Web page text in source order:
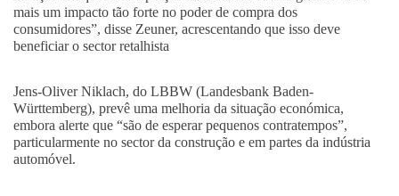
mais um impacto tão forte no poder de compra dos
consumidores”, disse Zeuner, acrescentando que isso deve
beneficiar o sector retalhista
Jens-Oliver Niklach, do LBBW (Landesbank Baden-
Württemberg), prevê uma melhoria da situação económica,
embora alerte que “são de esperar pequenos contratempos”,
particularmente no sector da construção e em partes da indústria
automóvel.